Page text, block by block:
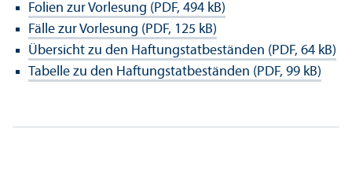
Folien zur Vorlesung (PDF, 494 kB)
Fälle zur Vorlesung (PDF, 125 kB)
Über­sicht zu den Haftungs­tatbeständen (PDF, 64 kB)
Tabelle zu den Haftungs­tatbeständen (PDF, 99 kB)